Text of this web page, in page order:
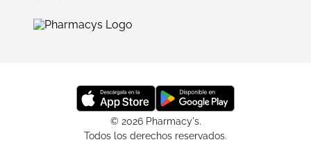
© 2026 Pharmacy's.
Todos los derechos reservados.